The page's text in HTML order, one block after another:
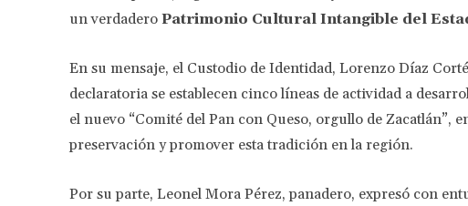
un verdadero Patrimonio Cultural Intangible del
En su mensaje, el Custodio de Identidad, Lorenzo Díaz
declaratoria se establecen cinco líneas de actividad a
el nuevo “Comité del Pan con Queso, orgullo de Zacatlán”,
preservación y promover esta tradición en la región.
Por su parte, Leonel Mora Pérez, panadero, expresó con